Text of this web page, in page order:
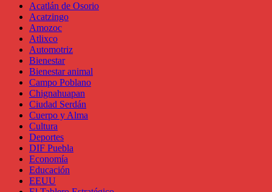
Acatlán de Osorio
Acatzingo
Amozoc
Atlixco
Automotriz
Bienestar
Bienestar animal
Campo Poblano
Chignahuapan
Ciudad Serdán
Cuerpo y Alma
Cultura
Deportes
DIF Puebla
Economía
Educación
EEUU